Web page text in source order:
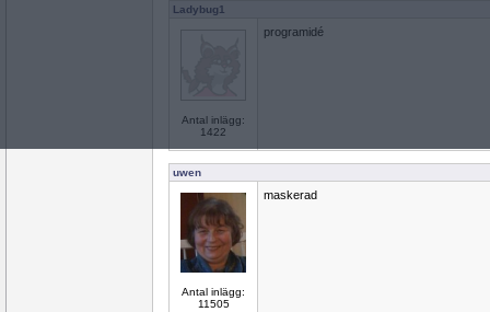
Ladybug1
Antal inlägg:
1422
programidé
uwen
Antal inlägg:
11505
maskerad